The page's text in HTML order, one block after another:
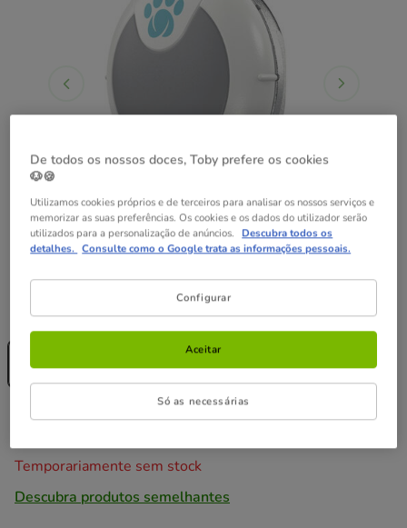
Formato:1 Unidad
Sem Stock
79.99€
Preço 79.99€
79.99€
Temporariamente sem stock
Descubra produtos semelhantes
De todos os nossos doces, Toby prefere os cookies
🐶🍪
Utilizamos cookies próprios e de terceiros para analisar os nossos serviços e
memorizar as suas preferências. Os cookies e os dados do utilizador serão
utilizados para a personalização de anúncios. Descubra todos os
detalhes. Consulte como o Google trata as informações pessoais.
Configurar
Só as necessárias
Aceitar